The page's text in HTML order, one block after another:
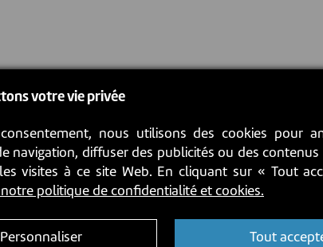
votre vie privée
nous utilisons des cookies pour
navigation, diffuser des publicités ou des
visites à ce site Web. En cliquant sur « Tout
politique de confidentialité et cookies.
Personnaliser Tout